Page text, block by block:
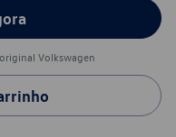
Volkswagen